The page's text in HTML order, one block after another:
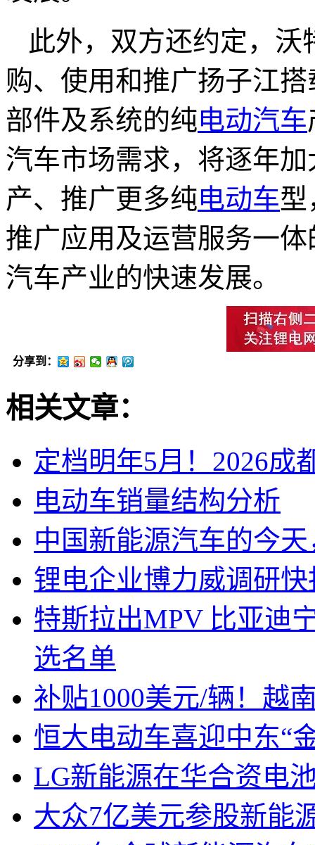
此外，双方还约定，
购、使用和推广扬子江
部件及系统的纯电动汽车
汽车市场需求，将逐年
产、推广更多纯电动车型
推广应用及运营服务一
汽车产业的快速发展。
分享到：
相关文章：
定档明年5月！2026成
电动车销量结构分析
中国新能源汽车的今
锂电企业博力威调研
特斯拉出MPV 比亚迪
选名单
补贴1000美元/辆！越
恒大电动车喜迎中东“
LG新能源在华合资电
大众7亿美元参股新能